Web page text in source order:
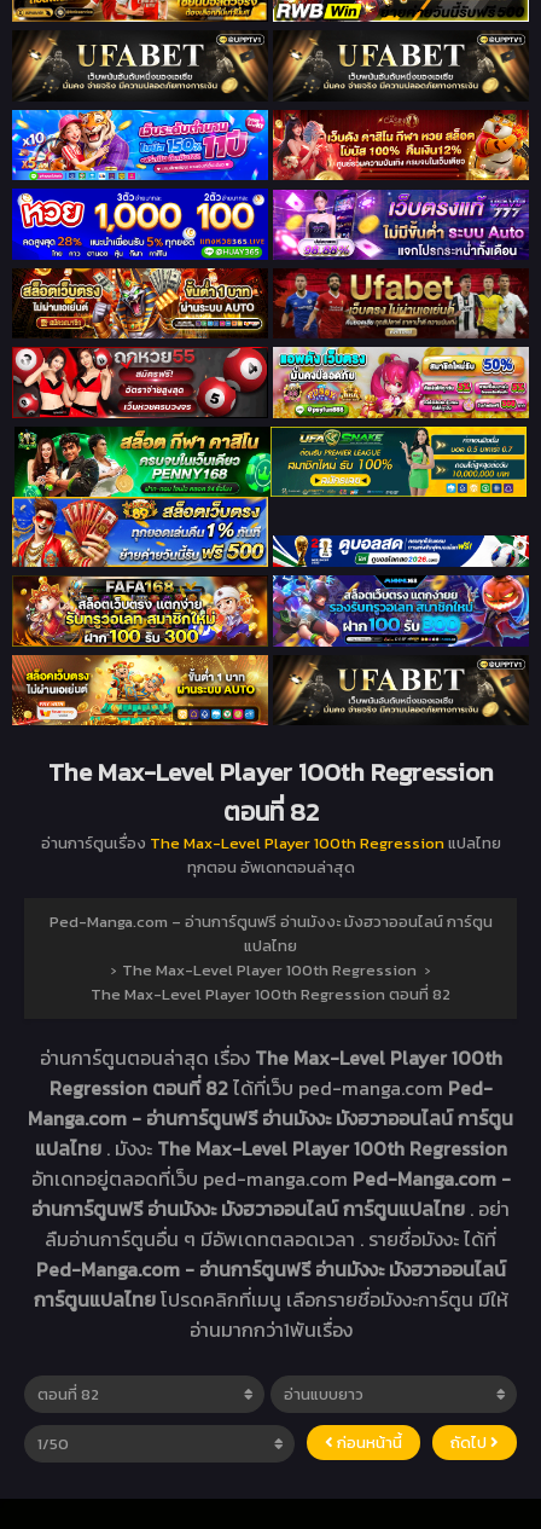
The Max-Level Player 100th Regression
ตอนที่ 82
อ่านการ์ตูนเรื่อง The Max-Level Player 100th Regressionแปลไทย
ทุกตอน อัพเดทตอนล่าสุด
Ped-Manga.com – อ่านการ์ตูนฟรี อ่านมังงะ มังฮวาออนไลน์ การ์ตูน
แปลไทย
› The Max-Level Player 100th Regression ›
The Max-Level Player 100th Regression ตอนที่ 82
อ่านการ์ตูนตอนล่าสุด เรื่อง The Max-Level Player 100th
Regression ตอนที่ 82ได้ที่เว็บ ped-manga.com Ped-
Manga.com - อ่านการ์ตูนฟรี อ่านมังงะ มังฮวาออนไลน์ การ์ตูน
แปลไทย . มังงะ The Max-Level Player 100th Regression
อัทเดทอยู่ตลอดที่เว็บ ped-manga.com Ped-Manga.com -
อ่านการ์ตูนฟรี อ่านมังงะ มังฮวาออนไลน์ การ์ตูนแปลไทย . อย่า
ลืมอ่านการ์ตูนอื่น ๆ มีอัพเดทตลอดเวลา . รายชื่อมังงะ ได้ที่
Ped-Manga.com - อ่านการ์ตูนฟรี อ่านมังงะ มังฮวาออนไลน์
การ์ตูนแปลไทยโปรดคลิกที่เมนู เลือกรายชื่อมังงะการ์ตูน มีให้
อ่านมากกว่า1พันเรื่อง
ก่อนหน้านี้ ถัดไป